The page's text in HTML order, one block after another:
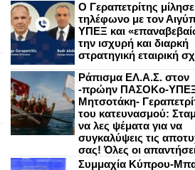
Ο Γεραπετρίτης
τηλέφωνο με τον
ΥΠΕΞ και
την ισχυρή και διαρκή
στρατηγική εταιρική
Ράπισμα ΕΛ.Α.Σ. στον
-πρώην ΠΑΣΟΚο-
Μητσοτάκη-
του κατευνασμού:
να λες ψέματα για να
συγκαλύψεις τις
σας! Όλες οι
Συμμαχία Κύπρου-